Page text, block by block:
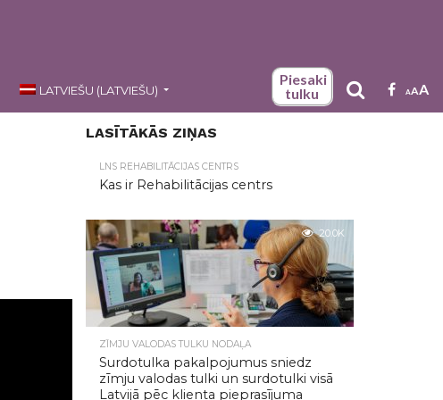
LATVIEŠU (LATVIEŠU)
Piesaki
tulku
AAA
LASĪTĀKĀS ZIŅAS
LNS REHABILITĀCIJAS CENTRS
Kas ir Rehabilitācijas centrs
20.0K
ZĪMJU VALODAS TULKU NODAĻA
Surdotulka pakalpojumus sniedz
zīmju valodas tulki un surdotulki visā
Latvijā pēc klienta pieprasījuma